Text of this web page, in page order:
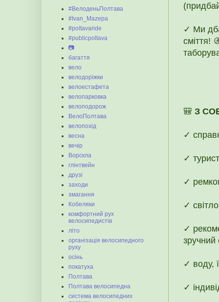
✓ Ми
сміття!
🎒 З
✓
✓
✓
✓
✓
зручний
✓ воду,
✓
#ВелоденьПолтава
#Ivan_Mazepa
#poltavaride
#publicpoltava
📷
багаття
вело
велодоріжки
велоестафета
велопарковка
велоподорож
ВелоПолтава
велопохід
весна
вечір
Ворскла
глінтвейн
друзі
заходи
змагання
Кобеляки
комфортний рух
велосипедистів
літо
організація велосипедного
руху
осінь
покатуха
Полтава
Полтава велосипедна
система велосипедних